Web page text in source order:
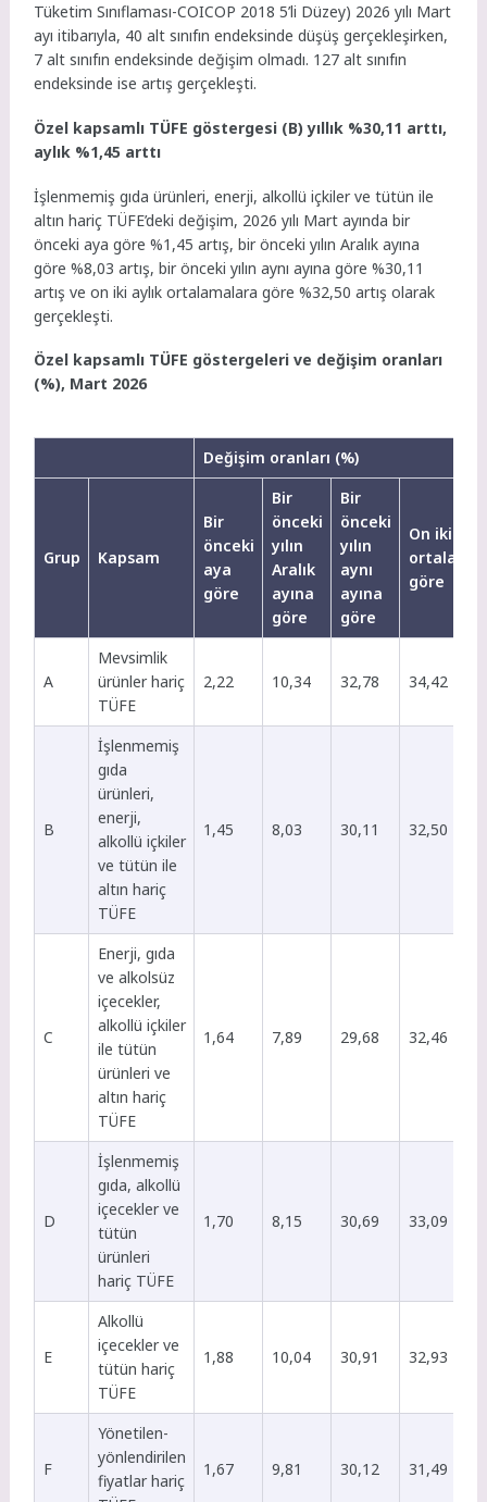
Tüketim Sınıflaması-COICOP 2018 5’li Düzey) 2026 yılı Mart
ayı itibarıyla, 40 alt sınıfın endeksinde düşüş gerçekleşirken,
7 alt sınıfın endeksinde değişim olmadı. 127 alt sınıfın
endeksinde ise artış gerçekleşti.
Özel kapsamlı TÜFE göstergesi (B) yıllık %30,11 arttı,
aylık %1,45 arttı
İşlenmemiş gıda ürünleri, enerji, alkollü içkiler ve tütün ile
altın hariç TÜFE’deki değişim, 2026 yılı Mart ayında bir
önceki aya göre %1,45 artış, bir önceki yılın Aralık ayına
göre %8,03 artış, bir önceki yılın aynı ayına göre %30,11
artış ve on iki aylık ortalamalara göre %32,50 artış olarak
gerçekleşti.
Özel kapsamlı TÜFE göstergeleri ve değişim oranları
(%), Mart 2026
Değişim oranları (%)
Grup Kapsam
Bir
önceki
aya
göre
Bir
önceki
yılın
Aralık
ayına
göre
Bir
önceki
yılın
aynı
ayına
göre
On iki
göre
A
Mevsimlik
ürünler hariç
TÜFE
2,22 10,34 32,78 34,42
B
İşlenmemiş
gıda
ürünleri,
enerji,
alkollü içkiler
ve tütün ile
altın hariç
TÜFE
1,45 8,03 30,11 32,50
C
Enerji, gıda
ve alkolsüz
içecekler,
alkollü içkiler
ile tütün
ürünleri ve
altın hariç
TÜFE
1,64 7,89 29,68 32,46
D
İşlenmemiş
gıda, alkollü
içecekler ve
tütün
ürünleri
hariç TÜFE
1,70 8,15 30,69 33,09
E
Alkollü
içecekler ve
tütün hariç
TÜFE
1,88 10,04 30,91 32,93
F
Yönetilen-
yönlendirilen
fiyatlar hariç
1,67 9,81 30,12 31,49